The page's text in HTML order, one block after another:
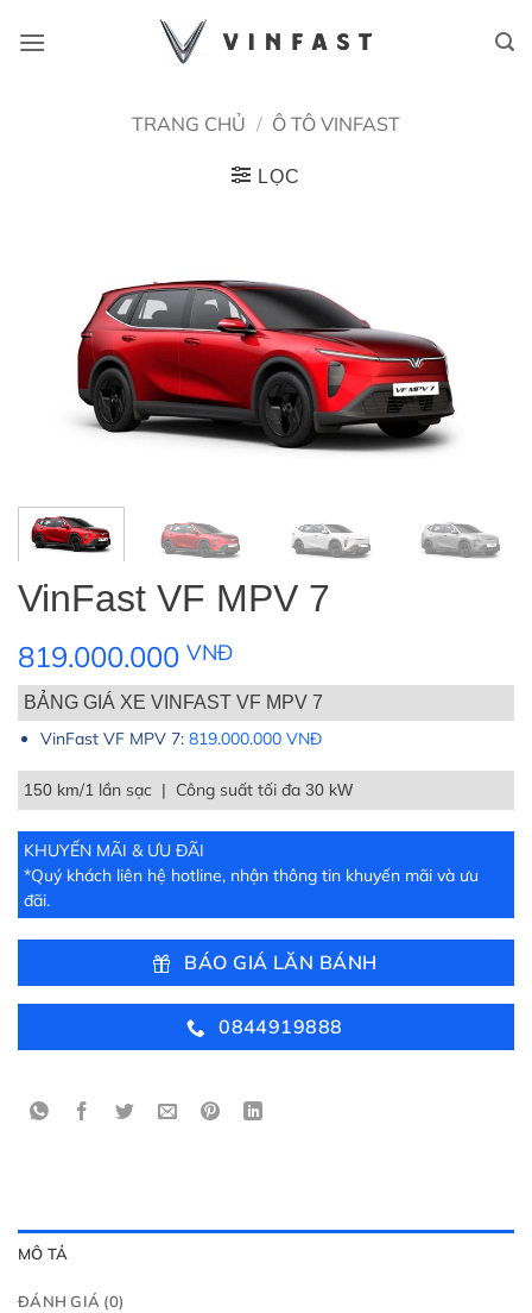
qua
TRANG CHỦ / Ô TÔ VINFAST
LỌC
VinFast VF MPV 7
819.000.000 VNĐ
BẢNG GIÁ XE VINFAST VF MPV 7
VinFast VF MPV 7:819.000.000 VNĐ
150 km/1 lần sạc | Công suất tối đa 30 kW
KHUYẾN MÃI & ƯU ĐÃI
*Quý khách liên hệ hotline, nhận thông tin khuyến mãi và ưu
đãi.
BÁO GIÁ LĂN BÁNH
0844919888
MÔ TẢ
ĐÁNH GIÁ (0)